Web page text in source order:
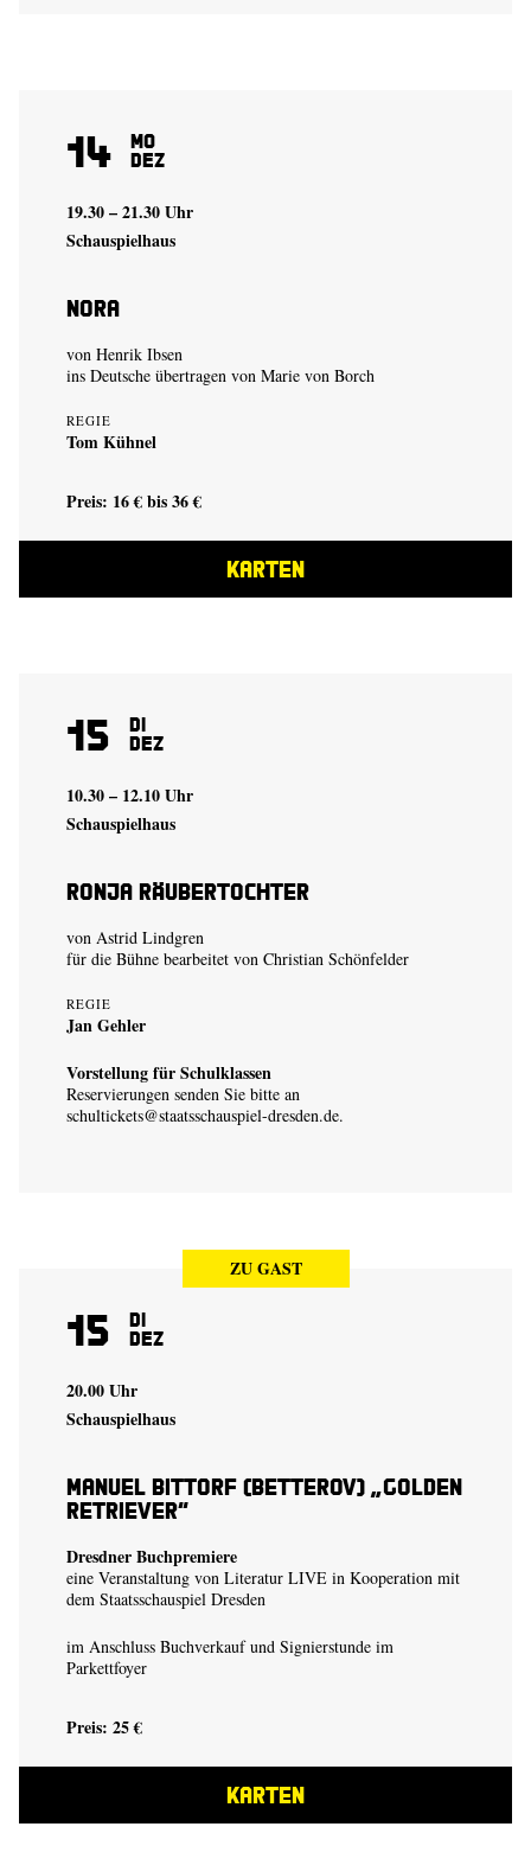
14 Mo
Dez
19.30 – 21.30 Uhr
Schauspielhaus
Nora
von Henrik Ibsen
ins Deutsche übertragen von Marie von Borch
REGIE
Tom Kühnel
Preis: 16 € bis 36 €
KARTEN
15 Di
Dez
10.30 – 12.10 Uhr
Schauspielhaus
Ronja Räubertochter
von Astrid Lindgren
für die Bühne bearbeitet von Christian Schönfelder
REGIE
Jan Gehler
Vorstellung für Schulklassen
Reservierungen senden Sie bitte an
schultickets@staatsschauspiel-dresden.de.
ZU GAST
15 Di
Dez
20.00 Uhr
Schauspielhaus
Manuel Bittorf (Betterov) „Golden
Retriever“
Dresdner Buchpremiere
eine Veranstaltung von Literatur LIVE in Kooperation mit
dem Staatsschauspiel Dresden
im Anschluss Buchverkauf und Signierstunde im
Parkettfoyer
Preis: 25 €
KARTEN